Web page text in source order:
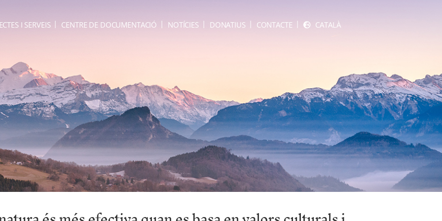
I SERVEIS CENTRE DE DOCUMENTACIÓ NOTÍCIES DONATIUS CONTACTE CATALÀ